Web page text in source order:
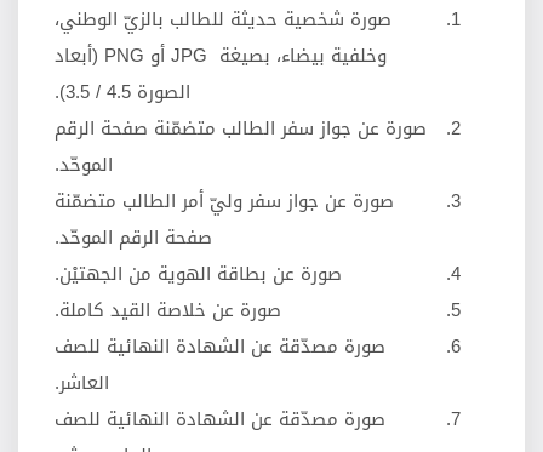
صورة شخصية حديثة للطالب بالزيّ الوطني،
وخلفية بيضاء، بصيغة JPG أو PNG (أبعاد
الصورة 4.5 / 3.5).
صورة عن جواز سفر الطالب متضمّنة صفحة الرقم
الموحّد.
صورة عن جواز سفر وليّ أمر الطالب متضمّنة
صفحة الرقم الموحّد.
صورة عن بطاقة الهوية من الجهتيْن.
صورة عن خلاصة القيد كاملة.
صورة مصدّقة عن الشهادة النهائية للصف
العاشر.
صورة مصدّقة عن الشهادة النهائية للصف